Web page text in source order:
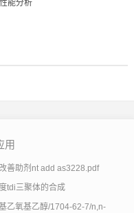
能分析
用
善助剂nt add as3228.pdf
tdi三聚体的合成
乙氧基乙醇/1704-62-7/n,n-